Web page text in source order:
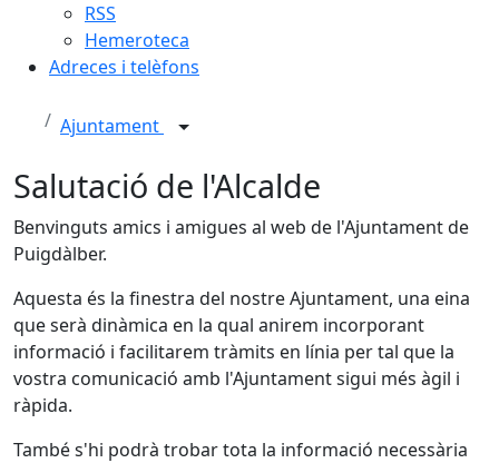
RSS
Hemeroteca
Adreces i telèfons
Ajuntament
Salutació de l'Alcalde
Benvinguts amics i amigues al web de l'Ajuntament de
Puigdàlber.
Aquesta és la finestra del nostre Ajuntament, una eina
que serà dinàmica en la qual anirem incorporant
informació i facilitarem tràmits en línia per tal que la
vostra comunicació amb l'Ajuntament sigui més àgil i
ràpida.
També s'hi podrà trobar tota la informació necessària